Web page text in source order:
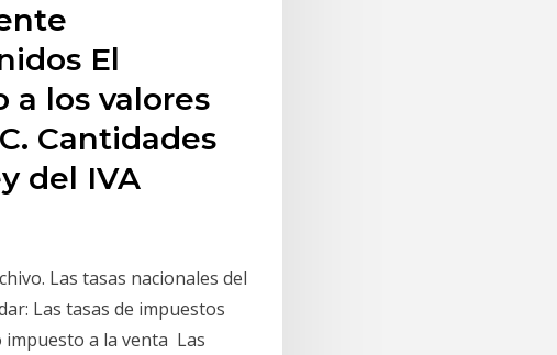
El
a los valores
Cantidades
del IVA
Las tasas nacionales del
Las tasas de impuestos
impuesto a la venta Las